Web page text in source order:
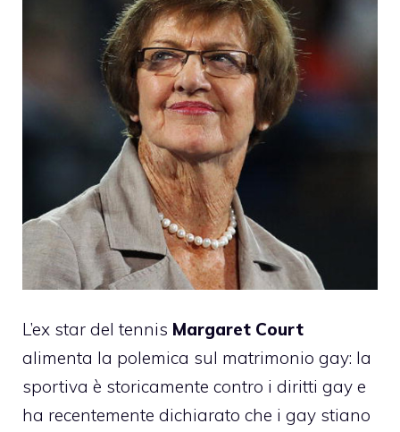
L’ex star del tennis Margaret Court
alimenta la polemica sul matrimonio gay: la
sportiva è storicamente contro i diritti gay e
ha recentemente dichiarato che i gay stiano